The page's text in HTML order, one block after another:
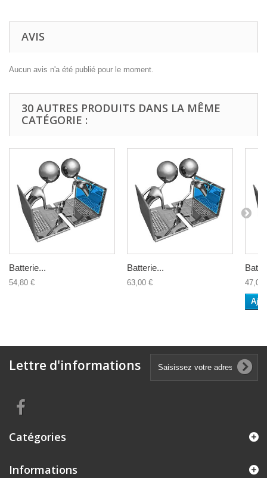
AVIS
Aucun avis n'a été publié pour le moment.
30 AUTRES PRODUITS DANS LA MÊME
CATÉGORIE :
Batterie...
54,80 €
Batterie...
63,00 € 47,00
Lettre d'informations
Catégories
Informations